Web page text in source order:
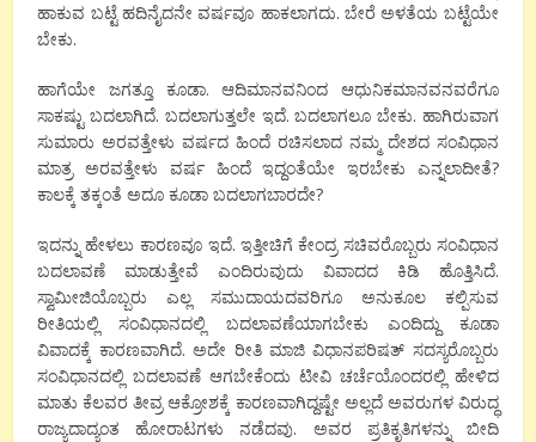
ಹಾಕುವ ಬಟ್ಟೆ ಹದಿನೈದನೇ ವರ್ಷವೂ ಹಾಕಲಾಗದು. ಬೇರೆ ಅಳತೆಯ ಬಟ್ಟೆಯೇ
ಬೇಕು.
ಹಾಗೆಯೇ ಜಗತ್ತೂ ಕೂಡಾ. ಆದಿಮಾನವನಿಂದ ಆಧುನಿಕಮಾನವನವರೆಗೂ
ಸಾಕಷ್ಟು ಬದಲಾಗಿದೆ. ಬದಲಾಗುತ್ತಲೇ ಇದೆ. ಬದಲಾಗಲೂ ಬೇಕು. ಹಾಗಿರುವಾಗ
ಸುಮಾರು ಅರವತ್ತೇಳು ವರ್ಷದ ಹಿಂದೆ ರಚಿಸಲಾದ ನಮ್ಮ ದೇಶದ ಸಂವಿಧಾನ
ಮಾತ್ರ ಅರವತ್ತೇಳು ವರ್ಷ ಹಿಂದೆ ಇದ್ದಂತೆಯೇ ಇರಬೇಕು ಎನ್ನಲಾದೀತೆ?
ಕಾಲಕ್ಕೆ ತಕ್ಕಂತೆ ಅದೂ ಕೂಡಾ ಬದಲಾಗಬಾರದೇ?
ಇದನ್ನು ಹೇಳಲು ಕಾರಣವೂ ಇದೆ. ಇತ್ತೀಚಿಗೆ ಕೇಂದ್ರ ಸಚಿವರೊಬ್ಬರು ಸಂವಿಧಾನ
ಬದಲಾವಣೆ ಮಾಡುತ್ತೇವೆ ಎಂದಿರುವುದು ವಿವಾದದ ಕಿಡಿ ಹೊತ್ತಿಸಿದೆ.
ಸ್ವಾಮೀಜಿಯೊಬ್ಬರು ಎಲ್ಲ ಸಮುದಾಯದವರಿಗೂ ಅನುಕೂಲ ಕಲ್ಪಿಸುವ
ರೀತಿಯಲ್ಲಿ ಸಂವಿಧಾನದಲ್ಲಿ ಬದಲಾವಣೆಯಾಗಬೇಕು ಎಂದಿದ್ದು ಕೂಡಾ
ವಿವಾದಕ್ಕೆ ಕಾರಣವಾಗಿದೆ. ಅದೇ ರೀತಿ ಮಾಜಿ ವಿಧಾನಪರಿಷತ್ ಸದಸ್ಯರೊಬ್ಬರು
ಸಂವಿಧಾನದಲ್ಲಿ ಬದಲಾವಣೆ ಆಗಬೇಕೆಂದು ಟೀವಿ ಚರ್ಚೆಯೊಂದರಲ್ಲಿ ಹೇಳಿದ
ಮಾತು ಕೆಲವರ ತೀವ್ರ ಆಕ್ರೋಶಕ್ಕೆ ಕಾರಣವಾಗಿದ್ದಷ್ಟೇ ಅಲ್ಲದೆ ಅವರುಗಳ ವಿರುದ್ಧ
ರಾಜ್ಯದಾದ್ಯಂತ ಹೋರಾಟಗಳು ನಡೆದವು. ಅವರ ಪ್ರತಿಕೃತಿಗಳನ್ನು ಬೀದಿ